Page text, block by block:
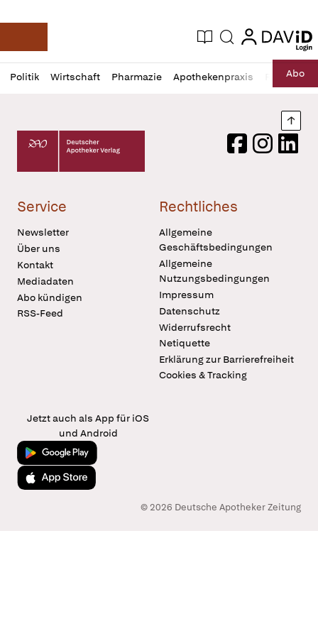
Deutsche Apotheker Zeitung
Aktuelle Ausgabe
Suche login
login
Politik Wirtschaft Pharmazie Apothekenpraxis RechtAbo
Profil
öffnen
Daz
Pur
Deutscher Apotheker Verlag Logo
FacebookInstagram
Service
Newsletter
Über uns
Kontakt
Mediadaten
Abo kündigen
RSS-Feed
Rechtliches
Allgemeine
Geschäftsbedingungen
Allgemeine
Nutzungsbedingungen
Impressum
Datenschutz
Widerrufsrecht
Netiquette
Erklärung zur Barrierefreiheit
Cookies & Tracking
Jetzt auch als App für iOS
und Android
Jetzt bei Google Play
Laden im App Store
© 2026 Deutsche Apotheker Zeitung